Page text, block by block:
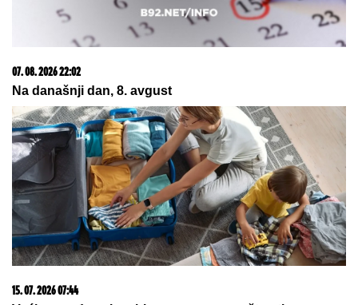
Otkriveno ko se umešao u brak Karleuše i Tošića!
"PITANjE JE ŽIVOTA I SMRTI" Dejan
Stanković otvorio dušu pred naredne
duele Zvezde
PEVAČICA TRPELA NASILJE OD
BIVŠEG PARTNERASada objasnila
kako prepoznati MANIPULATORA:
"Intuicija me je od početka
upozoravala"